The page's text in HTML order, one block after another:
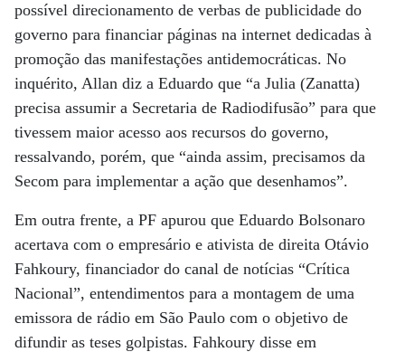
possível direcionamento de verbas de publicidade do
governo para financiar páginas na internet dedicadas à
promoção das manifestações antidemocráticas. No
inquérito, Allan diz a Eduardo que “a Julia (Zanatta)
precisa assumir a Secretaria de Radiodifusão” para que
tivessem maior acesso aos recursos do governo,
ressalvando, porém, que “ainda assim, precisamos da
Secom para implementar a ação que desenhamos”.
Em outra frente, a PF apurou que Eduardo Bolsonaro
acertava com o empresário e ativista de direita Otávio
Fahkoury, financiador do canal de notícias “Crítica
Nacional”, entendimentos para a montagem de uma
emissora de rádio em São Paulo com o objetivo de
difundir as teses golpistas. Fahkoury disse em